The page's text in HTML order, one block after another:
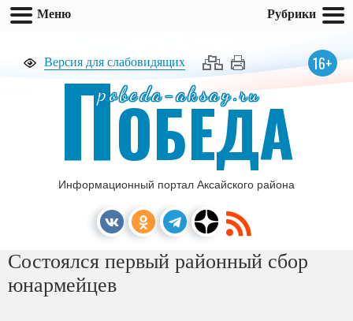
Версия для слабовидящих 16+
pobeda-aksay.ru
ПОБЕДА
Информационный портал Аксайского района
Состоялся первый районный сбор
юнармейцев
Меню Рубрики